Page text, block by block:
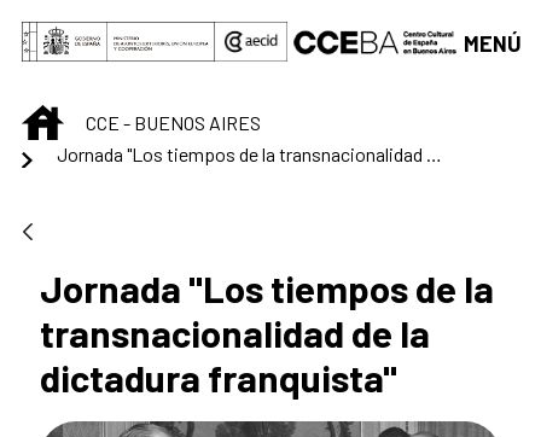
Saltar al contenido principal
MENÚ
INICIOCCE - BUENOS AIRES
Jornada "Los tiempos de la transnacionalidad de la dictadura franquista"
Jornada "Los tiempos de la
transnacionalidad de la
dictadura franquista"